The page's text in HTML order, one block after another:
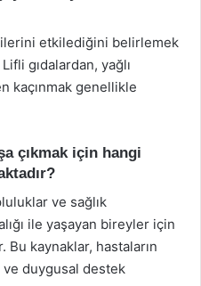
etkilediğini belirlemek
gıdalardan, yağlı
kaçınmak genellikle
çıkmak için hangi
ve sağlık
ile yaşayan bireyler için
Bu kaynaklar, hastaların
ve duygusal destek